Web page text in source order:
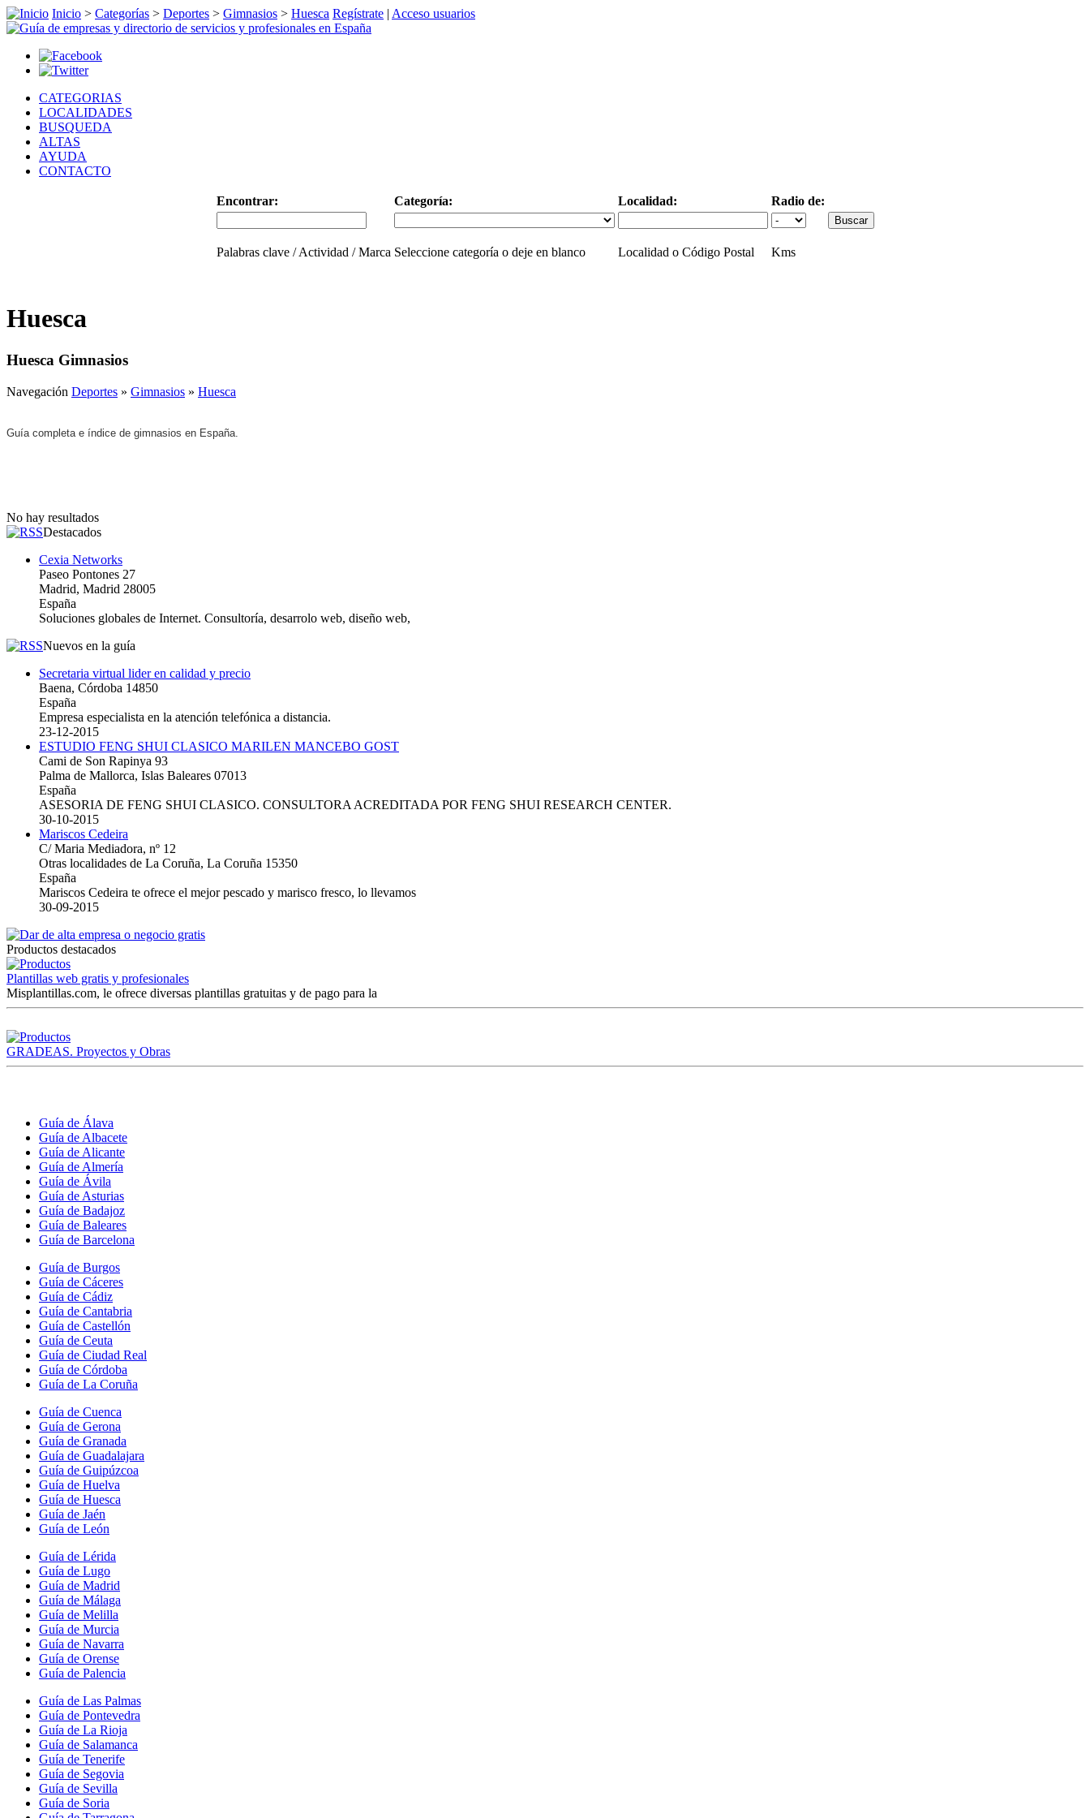
Inicio > Categorías > Deportes > Gimnasios > Huesca Regístrate | Acceso usuarios
CATEGORIAS
LOCALIDADES
BUSQUEDA
ALTAS
AYUDA
CONTACTO
Encontrar: Categoría: Localidad: Radio de:
Palabras clave / Actividad / Marca Seleccione categoría o deje en blanco Localidad o Código Postal Kms
Huesca
Huesca Gimnasios
Navegación Deportes » Gimnasios » Huesca
Guía completa e índice de gimnasios en España.
No hay resultados
Destacados
Cexia Networks
Paseo Pontones 27
Madrid, Madrid 28005
España
Soluciones globales de Internet. Consultoría, desarrolo web, diseño web,
Nuevos en la guía
Secretaria virtual lider en calidad y precio
Baena, Córdoba 14850
España
Empresa especialista en la atención telefónica a distancia.
23-12-2015
ESTUDIO FENG SHUI CLASICO MARILEN MANCEBO GOST
Cami de Son Rapinya 93
Palma de Mallorca, Islas Baleares 07013
España
ASESORIA DE FENG SHUI CLASICO. CONSULTORA ACREDITADA POR FENG SHUI RESEARCH CENTER.
30-10-2015
Mariscos Cedeira
C/ Maria Mediadora, nº 12
Otras localidades de La Coruña, La Coruña 15350
España
Mariscos Cedeira te ofrece el mejor pescado y marisco fresco, lo llevamos
30-09-2015
Productos destacados
Plantillas web gratis y profesionales
Misplantillas.com, le ofrece diversas plantillas gratuitas y de pago para la
GRADEAS. Proyectos y Obras
Guía de Álava
Guía de Albacete
Guía de Alicante
Guía de Almería
Guía de Ávila
Guía de Asturias
Guía de Badajoz
Guía de Baleares
Guía de Barcelona
Guía de Burgos
Guía de Cáceres
Guía de Cádiz
Guía de Cantabria
Guía de Castellón
Guía de Ceuta
Guía de Ciudad Real
Guía de Córdoba
Guía de La Coruña
Guía de Cuenca
Guía de Gerona
Guía de Granada
Guía de Guadalajara
Guía de Guipúzcoa
Guía de Huelva
Guía de Huesca
Guía de Jaén
Guía de León
Guía de Lérida
Guía de Lugo
Guía de Madrid
Guía de Málaga
Guía de Melilla
Guía de Murcia
Guía de Navarra
Guía de Orense
Guía de Palencia
Guía de Las Palmas
Guía de Pontevedra
Guía de La Rioja
Guía de Salamanca
Guía de Tenerife
Guía de Segovia
Guía de Sevilla
Guía de Soria